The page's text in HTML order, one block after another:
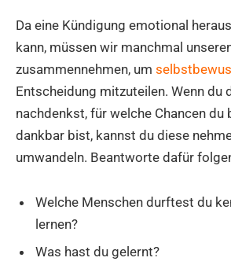
Da eine Kündigung emotional
kann, müssen wir manchmal
zusammennehmen, um
Entscheidung mitzuteilen. Wenn du
nachdenkst, für welche Chancen du
dankbar bist, kannst du diese
umwandeln. Beantworte dafür
Welche Menschen durftest du
lernen?
Was hast du gelernt?